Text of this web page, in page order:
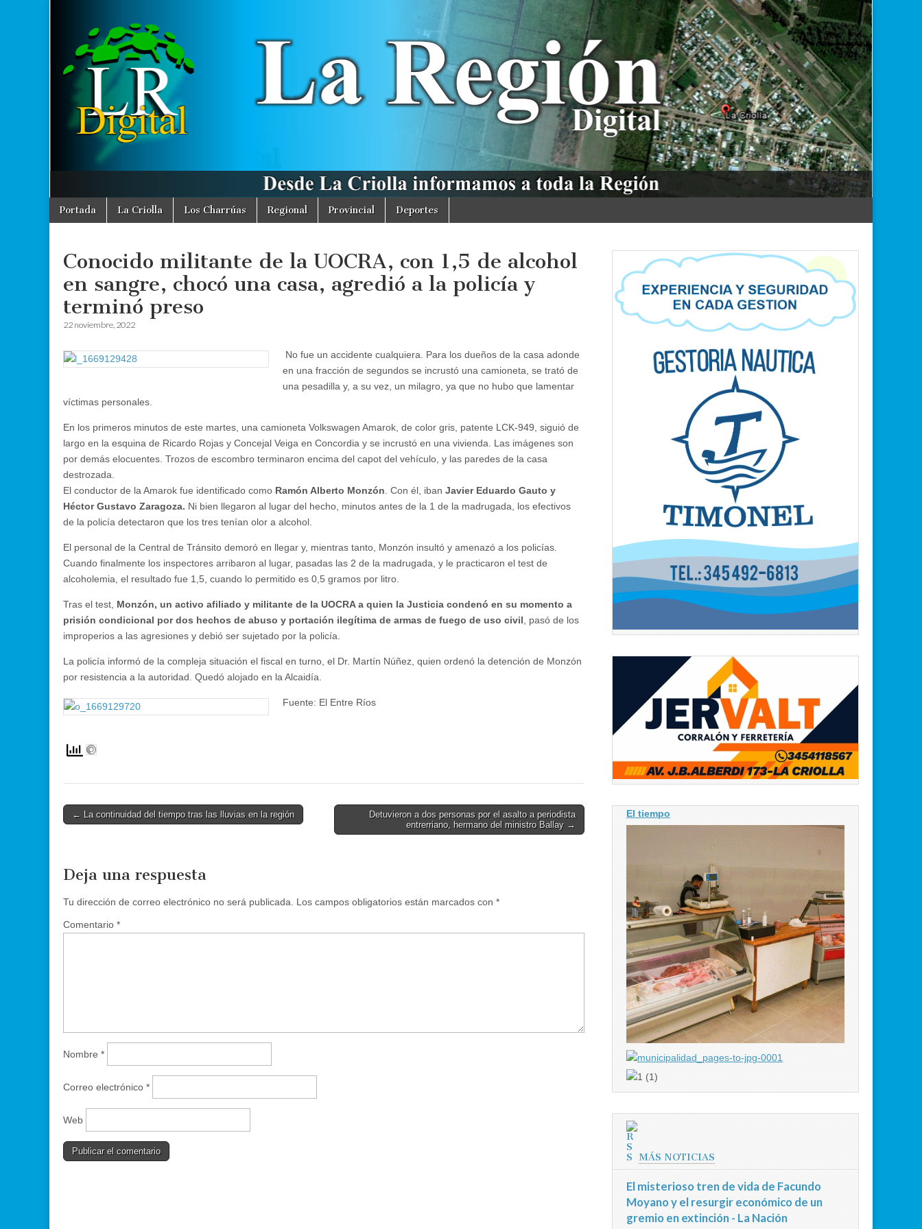
La
Región
Digital
Desde La
Criolla
informamos
a toda la
Región
Main
menu
Skip
Portada La Criolla Los Charrúas Regional Provincial Deportes
Conocido militante de la UOCRA, con 1,5 de alcohol
en sangre, chocó una casa, agredió a la policía y
terminó preso
22 noviembre, 2022
No fue un accidente cualquiera. Para los dueños de la casa adonde
en una fracción de segundos se incrustó una camioneta, se trató de
una pesadilla y, a su vez, un milagro, ya que no hubo que lamentar
víctimas personales.
En los primeros minutos de este martes, una camioneta Volkswagen Amarok, de color gris, patente LCK-949, siguió de
largo en la esquina de Ricardo Rojas y Concejal Veiga en Concordia y se incrustó en una vivienda. Las imágenes son
por demás elocuentes. Trozos de escombro terminaron encima del capot del vehículo, y las paredes de la casa
destrozada.
El conductor de la Amarok fue identificado como Ramón Alberto Monzón . Con él, iban Javier Eduardo Gauto y
Héctor Gustavo Zaragoza. Ni bien llegaron al lugar del hecho, minutos antes de la 1 de la madrugada, los efectivos
de la policía detectaron que los tres tenían olor a alcohol.
El personal de la Central de Tránsito demoró en llegar y, mientras tanto, Monzón insultó y amenazó a los policías.
Cuando finalmente los inspectores arribaron al lugar, pasadas las 2 de la madrugada, y le practicaron el test de
alcoholemia, el resultado fue 1,5, cuando lo permitido es 0,5 gramos por litro.
Tras el test, Monzón, un activo afiliado y militante de la UOCRA a quien la Justicia condenó en su momento a
prisión condicional por dos hechos de abuso y portación ilegítima de armas de fuego de uso civil , pasó de los
improperios a las agresiones y debió ser sujetado por la policía.
La policía informó de la compleja situación el fiscal en turno, el Dr. Martín Núñez, quien ordenó la detención de Monzón
por resistencia a la autoridad. Quedó alojado en la Alcaidía.
Fuente: El Entre Ríos
Post← La continuidad del tiempo tras las lluvias en la región
Detuvieron a dos personas por el asalto a periodista
entrerriano, hermano del ministro Ballay →
Deja una respuesta
Tu dirección de correo electrónico no será publicada. Los campos obligatorios están marcados con *
Comentario *
Nombre *
Correo electrónico *
Web
El tiempo
MÁS NOTICIAS
El misterioso tren de vida de Facundo
Moyano y el resurgir económico de un
gremio en extinción - La Nación